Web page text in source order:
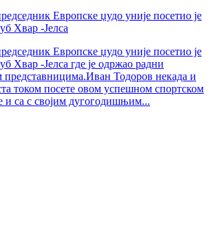
Европске џудо уније посетио је
Хвар -Јелса
Европске џудо уније посетио је
Хвар -Јелса где је одржао радни
представницима.Иван Тодоров некада и
током посете овом успешном спортском
и са с својим дугогодишњим...